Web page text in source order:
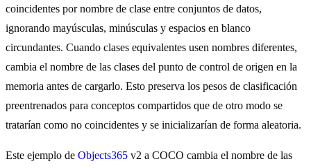
coincidentes por nombre de clase entre conjuntos de datos,
ignorando mayúsculas, minúsculas y espacios en blanco
circundantes. Cuando clases equivalentes usen nombres diferentes,
cambia el nombre de las clases del punto de control de origen en la
memoria antes de cargarlo. Esto preserva los pesos de clasificación
preentrenados para conceptos compartidos que de otro modo se
tratarían como no coincidentes y se inicializarían de forma aleatoria.
Este ejemplo de Objects365 v2 a COCO cambia el nombre de las